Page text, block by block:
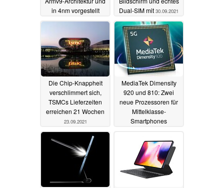
in 4nm vorgestellt
19.11.2021
Dual-SIM mit 30.09.2021
Die Chip-Knappheit
verschlimmert sich,
TSMCs Lieferzeiten
erreichen 21 Wochen
23.09.2021
MediaTek Dimensity
920 und 810: Zwei
neue Prozessoren für
Mittelklasse-
Smartphones